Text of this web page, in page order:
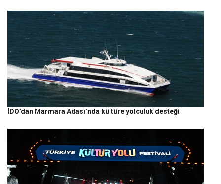
İDO’dan Marmara Adası’nda kültüre yolculuk desteği